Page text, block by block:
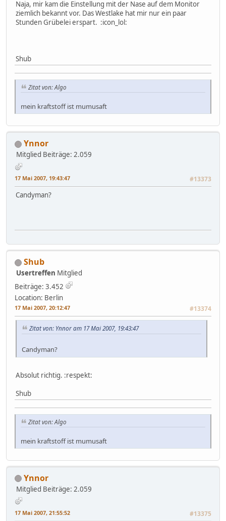
Naja, mir kam die Einstellung mit der Nase auf dem Monitor
ziemlich bekannt vor. Das Westlake hat mir nur ein paar
Stunden Grübelei erspart. :icon_lol:
Shub
Zitat von: Algo
mein kraftstoff ist mumusaft
Ynnor
Mitglied Beiträge: 2.059
17 Mai 2007, 19:43:47 #13373
Candyman?
Shub
Usertreffen Mitglied
Beiträge: 3.452
Location: Berlin
17 Mai 2007, 20:12:47 #13374
Zitat von: Ynnor am 17 Mai 2007, 19:43:47
Candyman?
Absolut richtig. :respekt:
Shub
Zitat von: Algo
mein kraftstoff ist mumusaft
Ynnor
Mitglied Beiträge: 2.059
17 Mai 2007, 21:55:52 #13375